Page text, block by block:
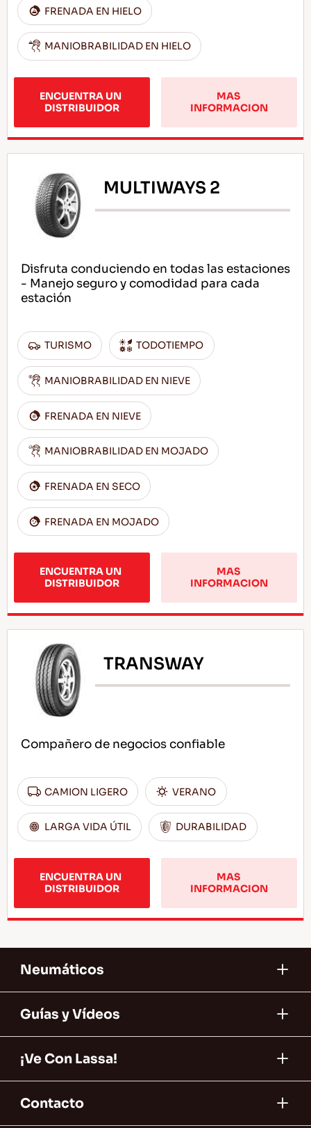
FRENADA EN HIELO
MANIOBRABILIDAD EN HIELO
ENCUENTRA UN
DISTRIBUIDOR
MAS
INFORMACION
MULTIWAYS 2
Disfruta conduciendo en todas las estaciones
- Manejo seguro y comodidad para cada
estación
TURISMO TODOTIEMPO
MANIOBRABILIDAD EN NIEVE
FRENADA EN NIEVE
MANIOBRABILIDAD EN MOJADO
FRENADA EN SECO
FRENADA EN MOJADO
ENCUENTRA UN
DISTRIBUIDOR
MAS
INFORMACION
TRANSWAY
Compañero de negocios confiable
CAMION LIGERO VERANO
LARGA VIDA ÚTIL DURABILIDAD
ENCUENTRA UN
DISTRIBUIDOR
MAS
INFORMACION
Neumáticos
Guías y Vídeos
¡Ve Con Lassa!
Contacto